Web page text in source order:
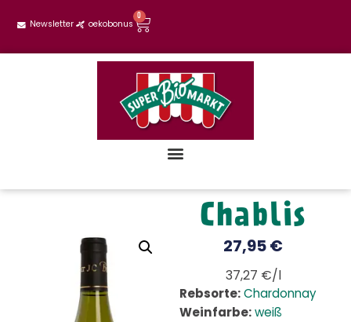
Newsletter oekobonus
0
Chablis
27,95 €
37,27 €/l
Rebsorte: Chardonnay
Weinfarbe: weiß